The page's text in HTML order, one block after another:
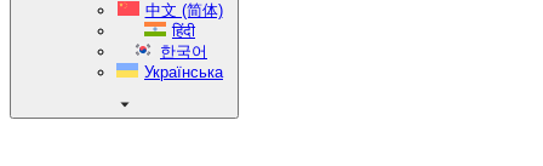
中文 (简体)
हिंदी
한국어
Українська